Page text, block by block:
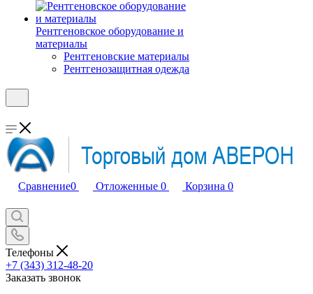
Рентгеновское оборудование и
материалы
Рентгеновские материалы
Рентгенозащитная одежда
Сравнение0 Отложенные 0 Корзина 0
Телефоны
+7 (343) 312-48-20
Заказать звонок